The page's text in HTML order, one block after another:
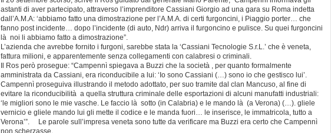
astanti di aver partecipato, attraverso l’imprenditore Cassiani Giorgio ad una gara su Roma indetta
dall’A.M.A: ‘abbiamo fatto una dimostrazione per l’A.M.A. di certi furgoncini, i Piaggio porter… che
fanno post incidente… dopo l’incidente (di auto, Ndr) arriva il furgoncino e pulisce. Su quei furgoncini
là noi li abbiamo fatto a dimostrazione”.
L’azienda che avrebbe fornito i furgoni, sarebbe stata la ‘Cassiani Tecnologie S.r.L.’ che è veneta,
fattura milioni, e apparentemente senza collegamenti con calabresi o criminali.
Il Ros però prosegue: “Campennì spiegava a Buzzi che la società , per quanto formalmente
amministrata da Cassiani, era riconducibile a lui: ‘Io sono Cassiani (…) sono io che gestisco lui’.
Campennì proseguiva illustrando il metodo adottato, per suo tramite dal clan Mancuso, al fine di
evitare la riconducibilità a quella struttura criminale delle esportazioni di alcuni manufatti industriali:
‘le migliori sono le mie vasche. Le faccio là sotto (in Calabria) e le mando là (a Verona) (…). gliele
vernicio e gliele mando lui gli mette il codice e le manda fuori… le inserisce, le immatricola, tutto a
Verona’”. Le parole sull’impresa veneta sono tutte da verificare ma Buzzi era certo che Campennì
non scherzasse.